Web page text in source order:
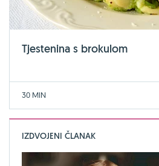
Tjestenina s brokulom
30 MIN
IZDVOJENI ČLANAK